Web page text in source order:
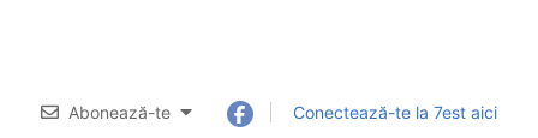
Abonează-te Conectează-te la 7est aici